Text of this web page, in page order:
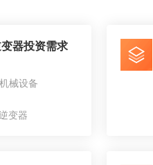
器投资需求
机械设备
变器